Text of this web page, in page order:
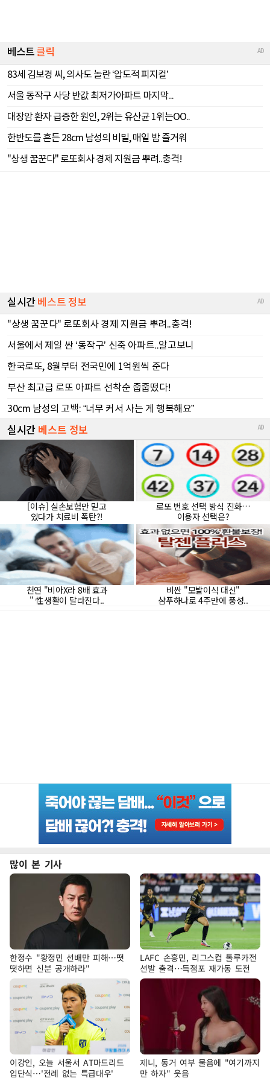
많이 본 기사
한정수 "황정민 선배만 피해…떳
떳하면 신분 공개하라"
LAFC 손흥민, 리그스컵 톨루카전
선발 출격…득점포 재가동 도전
이강인, 오늘 서울서 AT마드리드
입단식…'전례 없는 특급대우'
제니, 동거 여부 물음에 "여기까지
만 하자" 웃음